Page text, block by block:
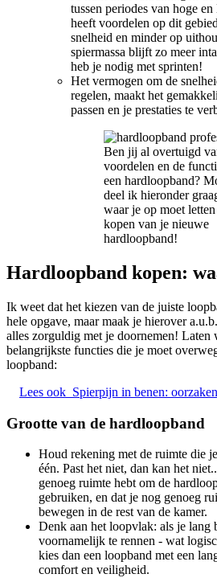
tussen periodes van hoge
heeft voordelen op dit
snelheid en minder op
spiermassa blijft zo meer
heb je nodig met sprinten!
Het vermogen om de
regelen, maakt het
passen en je prestaties te
Ben jij al overtuigd
voordelen en de
een hardloopband?
deel ik hieronder
waar je op moet
kopen van je nieuwe
hardloopband!
Hardloopband kopen:
Ik weet dat het kiezen van de juiste
hele opgave, maar maak je hierover
alles zorguldig met je doornemen! Laten
belangrijkste functies die je moet
loopband:
Lees ook Spierpijn in benen:
Grootte van de hardloopband
Houd rekening met de ruimte die
één. Past het niet, dan kan het
genoeg ruimte hebt om de
gebruiken, en dat je nog genoeg
bewegen in de rest van de kamer.
Denk aan het loopvlak: als je lang
voornamelijk te rennen - wat
kies dan een loopband met een
comfort en veiligheid.